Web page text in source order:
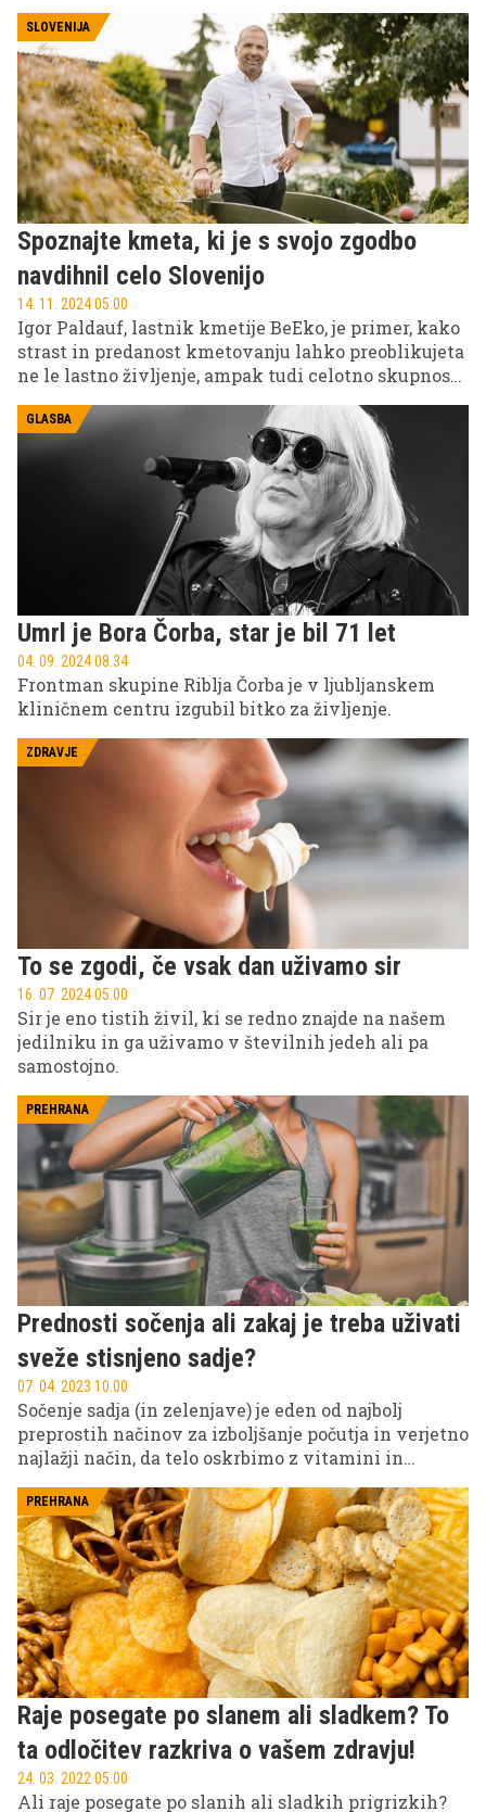
SLOVENIJA
Spoznajte kmeta, ki je s svojo zgodbo
navdihnil celo Slovenijo
14. 11. 2024 05.00
Igor Paldauf, lastnik kmetije BeEko, je primer, kako
strast in predanost kmetovanju lahko preoblikujeta
ne le lastno življenje, ampak tudi celotno skupnost.
vedno enostavna, a je bila polna izzivov in
pomembnih odločitev, ki so ga pripeljale do uspeha,
v katerem danes uživa.
GLASBA
Umrl je Bora Čorba, star je bil 71 let
04. 09. 2024 08.34
Frontman skupine Riblja Čorba je v ljubljanskem
kliničnem centru izgubil bitko za življenje.
ZDRAVJE
To se zgodi, če vsak dan uživamo sir
16. 07. 2024 05.00
Sir je eno tistih živil, ki se redno znajde na našem
jedilniku in ga uživamo v številnih jedeh ali pa
samostojno.
PREHRANA
Prednosti sočenja ali zakaj je treba uživati
sveže stisnjeno sadje?
07. 04. 2023 10.00
Sočenje sadja (in zelenjave) je eden od najbolj
preprostih načinov za izboljšanje počutja in verjetno
najlažji način, da telo oskrbimo z vitamini in
današnje čase, ko nam kronično primanjkuje ur v
dnevu in težko zadostimo dnevnim potrebam po za
zdravje nujnemu sadju in zelenjavi in se na našem
jedilniku znajde industrijska in hitro pripravljena
hrana, ki je precej osiromašena vitaminov in
mineralov.
PREHRANA
Raje posegate po slanem ali sladkem? To
ta odločitev razkriva o vašem zdravju!
24. 03. 2022 05.00
Ali raje posegate po slanih ali sladkih prigrizkih?